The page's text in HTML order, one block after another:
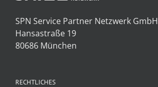
SPN Service Partner Netzwerk GmbH
Hansastraße 19
80686 München
RECHTLICHES